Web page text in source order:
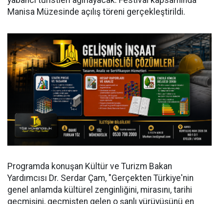
Manisa Müzesinde açılış töreni gerçekleştirildi.
Programda konuşan Kültür ve Turizm Bakan
Yardımcısı Dr. Serdar Çam, "Gerçekten Türkiye'nin
genel anlamda kültürel zenginliğini, mirasını, tarihi
geçmişini, geçmişten gelen o şanlı yürüyüşünü en